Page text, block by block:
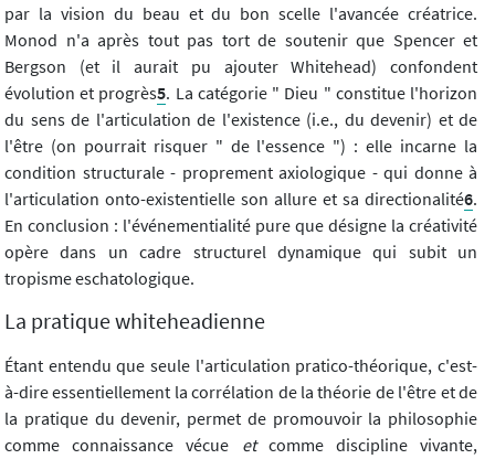
par la vision du beau et du bon scelle l'avancée créatrice.
Monod n'a après tout pas tort de soutenir que Spencer et
Bergson (et il aurait pu ajouter Whitehead) confondent
évolution et progrès5. La catégorie " Dieu " constitue l'horizon
du sens de l'articulation de l'existence (i.e., du devenir) et de
l'être (on pourrait risquer " de l'essence ") : elle incarne la
condition structurale - proprement axiologique - qui donne à
l'articulation onto-existentielle son allure et sa directionalité6.
En conclusion : l'événementialité pure que désigne la créativité
opère dans un cadre structurel dynamique qui subit un
tropisme eschatologique.
La pratique whiteheadienne
Étant entendu que seule l'articulation pratico-théorique, c'est-
à-dire essentiellement la corrélation de la théorie de l'être et de
la pratique du devenir, permet de promouvoir la philosophie
comme connaissance vécue et comme discipline vivante,